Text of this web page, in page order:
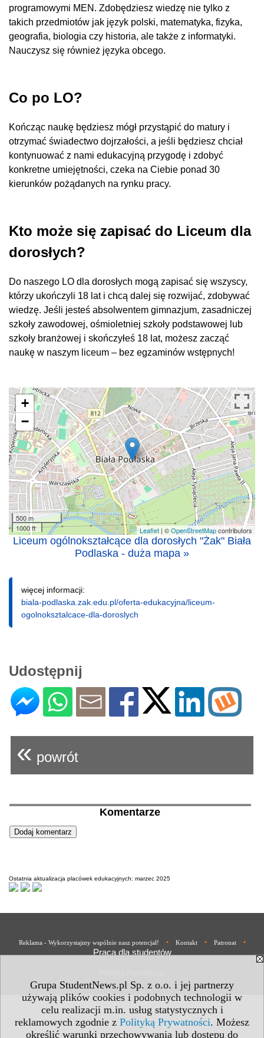
Grupa StudentNews.pl Sp. z o.o. i jej partnerzy
używają plików cookies i podobnych technologii w
celu realizacji m.in. usług statystycznych i
reklamowych zgodnie z Polityką Prywatności. Możesz
określić warunki przechowywania lub dostępu do
programowymi MEN. Zdobędziesz wiedzę nie tylko z
takich przedmiotów jak język polski, matematyka, fizyka,
geografia, biologia czy historia, ale także z informatyki.
Nauczysz się również języka obcego.
Co po LO?
Kończąc naukę będziesz mógł przystąpić do matury i
otrzymać świadectwo dojrzałości, a jeśli będziesz chciał
kontynuować z nami edukacyjną przygodę i zdobyć
konkretne umiejętności, czeka na Ciebie ponad 30
kierunków pożądanych na rynku pracy.
Kto może się zapisać do Liceum dla
dorosłych?
Do naszego LO dla dorosłych mogą zapisać się wszyscy,
którzy ukończyli 18 lat i chcą dalej się rozwijać, zdobywać
wiedzę. Jeśli jesteś absolwentem gimnazjum, zasadniczej
szkoły zawodowej, ośmioletniej szkoły podstawowej lub
szkoły branżowej i skończyłeś 18 lat, możesz zacząć
naukę w naszym liceum – bez egzaminów wstępnych!
+
−
500 m
1000 ft
Leaflet | ©OpenStreetMapcontributors
Liceum ogólnokształcące dla dorosłych "Żak" Biała
Podlaska - duża mapa »
więcej informacji:
biala-podlaska.zak.edu.pl/oferta-edukacyjna/liceum-
ogolnoksztalcace-dla-doroslych
Udostępnij
« powrót
Komentarze
Ostatnia aktualizacja placówek edukacyjnych: marzec 2025
Reklama - Wykorzystajmy wspólnie nasz potencjał! • Kontakt • Patronat •
Praca dla studentów